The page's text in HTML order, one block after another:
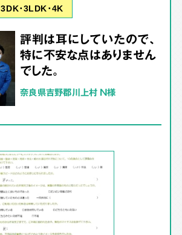
3DK･3LDK･4K
評判は耳にしていたので、
特に不安な点はありません
でした。
奈良県吉野郡川上村 N様